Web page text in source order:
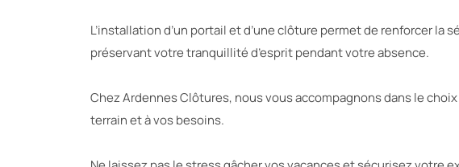
L’installation d’un portail et d’une clôture permet de renforcer la
préservant votre tranquillité d’esprit pendant votre absence.
Chez Ardennes Clôtures, nous vous accompagnons dans le
terrain et à vos besoins.